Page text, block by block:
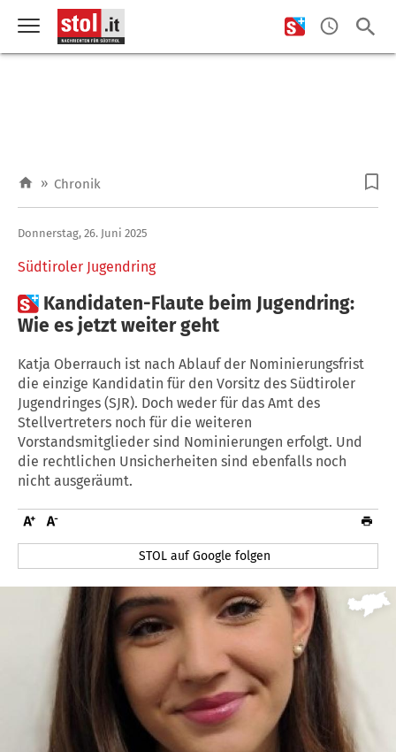
» Chronik
Südtiroler Jugendring
Donnerstag, 26. Juni 2025
 Kandidaten-Flaute beim Jugendring:
Wie es jetzt weiter geht
Katja Oberrauch ist nach Ablauf der Nominierungsfrist
die einzige Kandidatin für den Vorsitz des Südtiroler
Jugendringes (SJR). Doch weder für das Amt des
Stellvertreters noch für die weiteren
Vorstandsmitglieder sind Nominierungen erfolgt. Und
die rechtlichen Unsicherheiten sind ebenfalls noch
nicht ausgeräumt.
STOL auf Google folgen